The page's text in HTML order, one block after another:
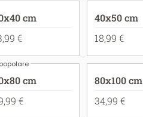
cm
€
40x50 cm
18,99 €
popolare
cm
€
80x100 cm
34,99 €